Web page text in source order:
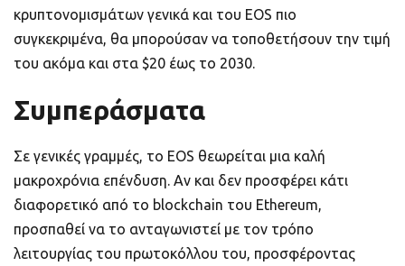
κρυπτονομισμάτων γενικά και του EOS πιο
συγκεκριμένα, θα μπορούσαν να τοποθετήσουν την τιμή
του ακόμα και στα $20 έως το 2030.
Συμπεράσματα
Σε γενικές γραμμές, το EOS θεωρείται μια καλή
μακροχρόνια επένδυση. Αν και δεν προσφέρει κάτι
διαφορετικό από το blockchain του Ethereum,
προσπαθεί να το ανταγωνιστεί με τον τρόπο
λειτουργίας του πρωτοκόλλου του, προσφέροντας